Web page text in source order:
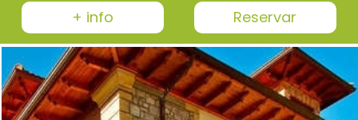
+ info Reservar